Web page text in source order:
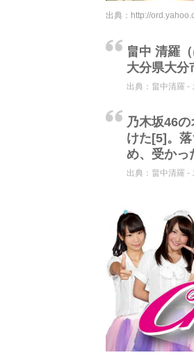
出典： http://
畠中 清羅
大分県大分
出典： 畠中清羅 -
乃木坂46
けた[5]。
め、受かっ
出典： 畠中清羅 -